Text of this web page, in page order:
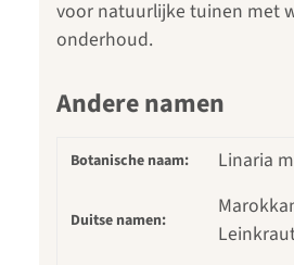
voor natuurlijke tuinen met
onderhoud.
Andere namen
Botanische naam: Linaria
Duitse namen: